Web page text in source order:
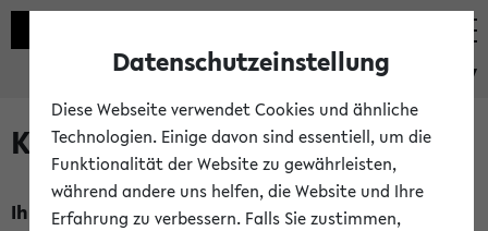
eKVV
Kombisuche im eKVV
Ihre Suchkriterien:
Datenschutzeinstellung
Diese Webseite verwendet Cookies und ähnliche
Technologien. Einige davon sind essentiell, um die
Funktionalität der Website zu gewährleisten,
während andere uns helfen, die Website und Ihre
Erfahrung zu verbessern. Falls Sie zustimmen,